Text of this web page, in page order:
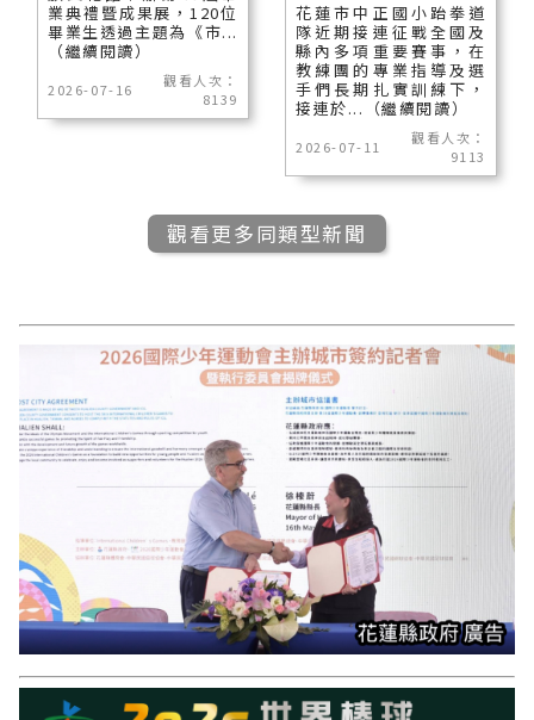
業典禮暨成果展，120位
畢業生透過主題為《市...
（繼續閱讀）
2026-07-16
觀看人次：
8139
花蓮市中正國小跆拳道
隊近期接連征戰全國及
縣內多項重要賽事，在
教練團的專業指導及選
手們長期扎實訓練下，
接連於...（繼續閱讀）
2026-07-11
觀看人次：
9113
觀看更多同類型新聞